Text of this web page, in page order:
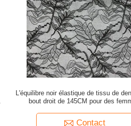
L'équilibre noir élastique de tissu de
bout droit de 145CM pour des
Contact